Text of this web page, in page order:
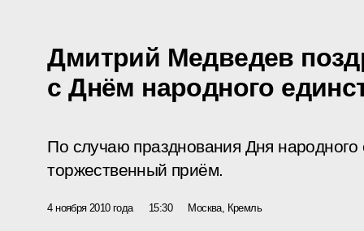
Дмитрий Медведев
с Днём народного
По случаю празднования Дня народного
торжественный приём.
4 ноября 2010 года 15:30 Москва, Кремль